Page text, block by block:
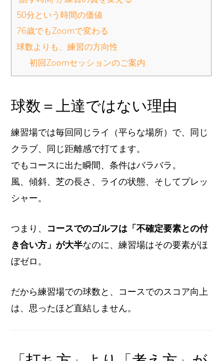
50分という時間の価値
76歳でもZoomで変わる
球数よりも、練習の方向性
初回Zoomセッションのご案内
球数＝上達ではない理由
練習場では毎回同じライ（平らな場所）で、同じ
クラブ、同じ距離感で打てます。
でもコースに出た瞬間、条件はバラバラ。
風、傾斜、芝の長さ、ライの状態、そしてプレッ
シャー。
つまり、 コースでのゴルフは「不確定要素との付
き合い方」が大半なのに、練習場はその要素がほ
ぼゼロ。
だから練習場での球数と、コースでのスコア向上
は、思ったほど直結しません。